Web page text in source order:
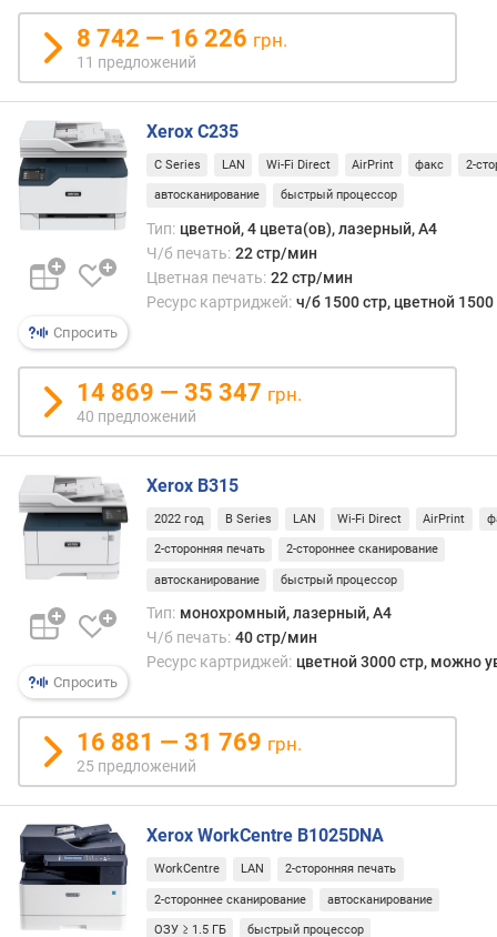
т
з
ы
в
а
м
п
д
т
е
о
в
л
е
н
и
я
п
к
о
и
с
в
у
п
р
д
8 742 — 16 226 грн.
11 предложений
Спросить
Xerox C235
C Series LAN Wi-Fi Direct AirPrint факс 2-
автосканирование быстрый процессор
Тип: цветной, 4 цвета(ов), лазерный, A4
Ч/б печать: 22 стр/мин
Цветная печать: 22 стр/мин
Ресурс картриджей: ч/б 1500 стр, цветной
14 869 — 35 347 грн.
40 предложений
Спросить
Xerox B315
2022 год B Series LAN Wi-Fi Direct AirPrint
2-сторонняя печать 2-стороннее сканирование
автосканирование быстрый процессор
Тип: монохромный, лазерный, A4
Ч/б печать: 40 стр/мин
Ресурс картриджей: цветной 3000 стр, можно
16 881 — 31 769 грн.
25 предложений
Xerox WorkCentre B1025DNA
WorkCentre LAN 2-сторонняя печать
2-стороннее сканирование автосканирование
ОЗУ ≥ 1.5 ГБ быстрый процессор